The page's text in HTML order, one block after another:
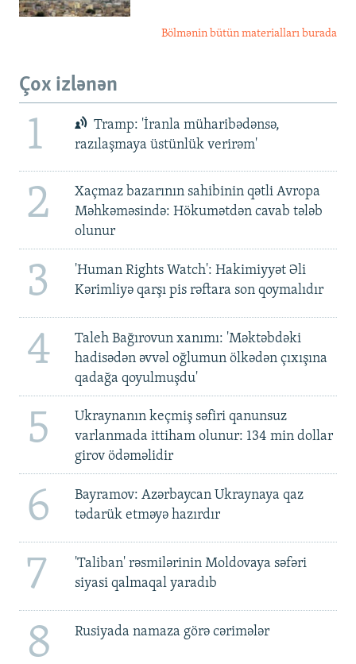
Bölmənin bütün materialları burada
Çox izlənən
1
Tramp: 'İranla müharibədənsə,
razılaşmaya üstünlük verirəm'
2
Xaçmaz bazarının sahibinin qətli Avropa
Məhkəməsində: Hökumətdən cavab tələb
olunur
3
'Human Rights Watch': Hakimiyyət Əli
Kərimliyə qarşı pis rəftara son qoymalıdır
4
Taleh Bağırovun xanımı: 'Məktəbdəki
hadisədən əvvəl oğlumun ölkədən çıxışına
qadağa qoyulmuşdu'
5
Ukraynanın keçmiş səfiri qanunsuz
varlanmada ittiham olunur: 134 min dollar
girov ödəməlidir
6
Bayramov: Azərbaycan Ukraynaya qaz
tədarük etməyə hazırdır
7
'Taliban' rəsmilərinin Moldovaya səfəri
siyasi qalmaqal yaradıb
8 Rusiyada namaza görə cərimələr